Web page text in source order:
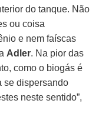
do tanque. Não
ou coisa
e nem faíscas
Adler. Na pior das
como o biogás é
se dispersando
neste sentido”,